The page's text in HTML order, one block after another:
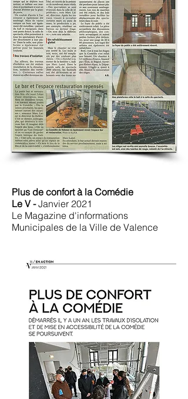
Plus de confort à la Comédie
Le V -Janvier 2021
Le Magazine d'informations
Municipales de la Ville de Valence